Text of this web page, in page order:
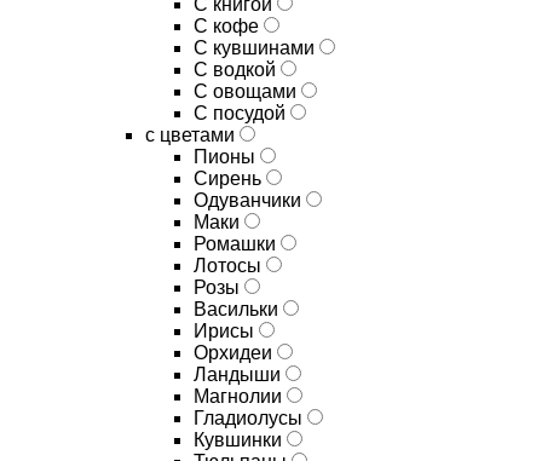
C книгой
C кофе
C кувшинами
C водкой
C овощами
C посудой
с цветами
Пионы
Сирень
Одуванчики
Маки
Ромашки
Лотосы
Розы
Васильки
Ирисы
Орхидеи
Ландыши
Магнолии
Гладиолусы
Кувшинки